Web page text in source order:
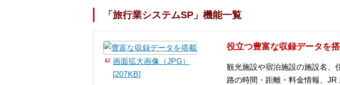
「旅行業システムSP」機能一覧
画面拡大画像（JPG）
[207KB]
役立つ豊富な収録データを
観光施設や宿泊施設の施設名、
路の時間・距離・料金情報、